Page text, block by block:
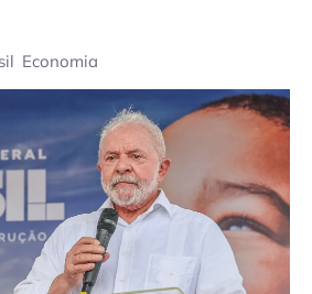
Economia